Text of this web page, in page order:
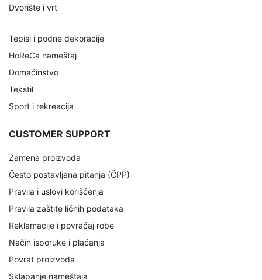
Dvorište i vrt
Tepisi i podne dekoracije
HoReCa nameštaj
Domaćinstvo
Tekstil
Sport i rekreacija
CUSTOMER SUPPORT
Zamena proizvoda
Često postavljana pitanja (ČPP)
Pravila i uslovi korišćenja
Pravila zaštite ličnih podataka
Reklamacije i povraćaj robe
Način isporuke i plaćanja
Povrat proizvoda
Sklapanje nameštaja